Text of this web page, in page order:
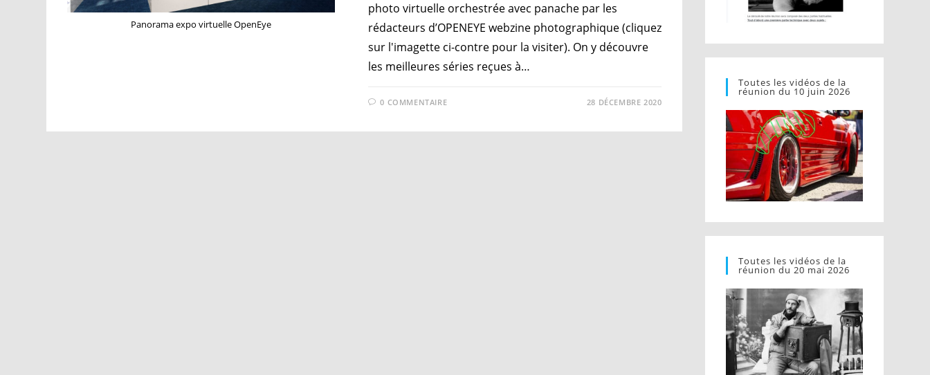
Panorama expo virtuelle OpenEye
photo virtuelle orchestrée avec panache par les
rédacteurs d’OPENEYE webzine photographique (cliquez
sur l'imagette ci-contre pour la visiter). On y découvre
les meilleures séries reçues à…
0 COMMENTAIRE 28 DÉCEMBRE 2020
Toutes les vidéos de la
réunion du 10 juin 2026
Toutes les vidéos de la
réunion du 20 mai 2026